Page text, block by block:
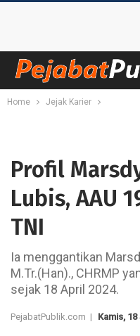
Home Jejak Karier
Profil
Lubis, AAU
TNI
Ia menggantikan
M.Tr.(Han)., CHRMP
sejak 18 April 2024.
PejabatPublik.com | Kamis, 18